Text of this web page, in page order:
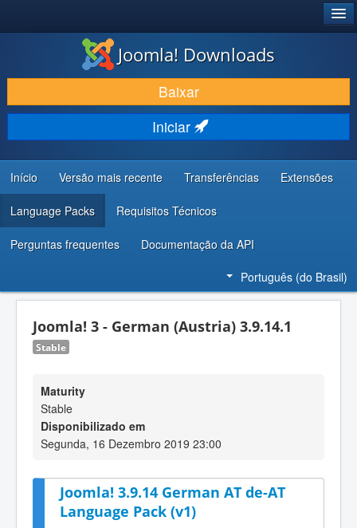
BAIXAR E APRIMORAR
DESCUBRA & APRENDA
COMUNIDADE & SUPORTE
RECURSOS PARA DESENVOLVEDORES
Joomla! Downloads
Baixar
Iniciar
Início Versão mais recente Transferências Extensões
Language Packs Requisitos Técnicos
Perguntas frequentes Documentação da API
Português (do Brasil)
Joomla! 3 - German (Austria) 3.9.14.1
Stable
Maturity
Stable
Disponibilizado em
Segunda, 16 Dezembro 2019 23:00
Joomla! 3.9.14 German AT de-AT
Language Pack (v1)